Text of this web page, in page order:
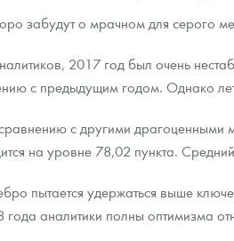
СССР
из драгметаллов
забудут о мрачном для серого
2017 год был очень
с предыдущим годом. Однако
с другими
на уровне 78,02 пункта.
пытается удержаться выше
аналитики полны оптимизма